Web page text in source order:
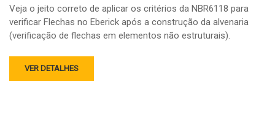
Veja o jeito correto de aplicar os critérios da NBR6118 para
verificar Flechas no Eberick após a construção da alvenaria
(verificação de flechas em elementos não estruturais).
VER DETALHES